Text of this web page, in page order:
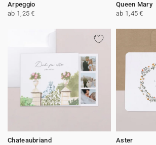
Arpeggio
ab 1,25 €
Queen Mary
ab 1,45 €
Chateaubriand
Aster